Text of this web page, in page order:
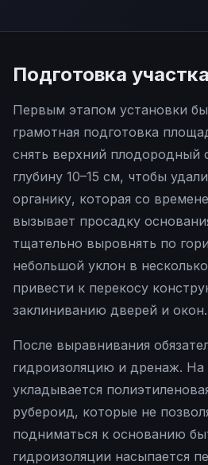
Подготовка участка
Первым этапом установки
грамотная подготовка
снять верхний плодородный
глубину 10–15 см, чтобы
органику, которая со
вызывает просадку
тщательно выровнять по
небольшой уклон в
привести к перекосу
заклиниванию дверей и окон.
После выравнивания
гидроизоляцию и дренаж.
укладывается
рубероид, которые не
подниматься к основанию
гидроизоляции насыпается